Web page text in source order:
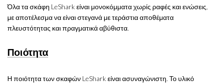
Όλα τα σκάφη LeShark είναι μονοκόμματα χωρίς ραφές και ενώσεις,
με αποτέλεσμα να είναι στεγανά με τεράστια αποθέματα
πλευστότητας και πραγματικά αβύθιστα.
Ποιότητα
Η ποιότητα των σκαφών LeShark είναι ασυναγώνιστη. Το υλικό